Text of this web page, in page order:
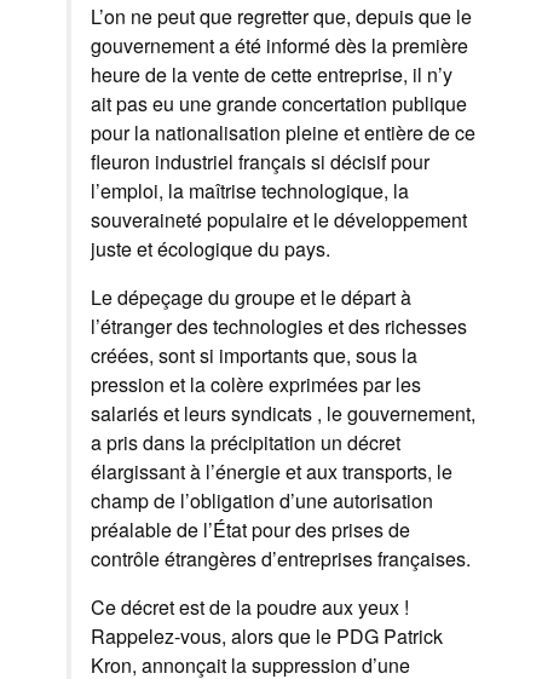
L’on ne peut que regretter que, depuis que le
gouvernement a été informé dès la première
heure de la vente de cette entreprise, il n’y
ait pas eu une grande concertation publique
pour la nationalisation pleine et entière de ce
fleuron industriel français si décisif pour
l’emploi, la maîtrise technologique, la
souveraineté populaire et le développement
juste et écologique du pays.
Le dépeçage du groupe et le départ à
l’étranger des technologies et des richesses
créées, sont si importants que, sous la
pression et la colère exprimées par les
salariés et leurs syndicats , le gouvernement,
a pris dans la précipitation un décret
élargissant à l’énergie et aux transports, le
champ de l’obligation d’une autorisation
préalable de l’État pour des prises de
contrôle étrangères d’entreprises françaises.
Ce décret est de la poudre aux yeux !
Rappelez-vous, alors que le PDG Patrick
Kron, annonçait la suppression d’une